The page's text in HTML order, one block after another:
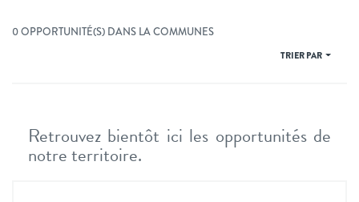
0 OPPORTUNITÉ(S) DANS LA COMMUNES
TRIER PAR
Retrouvez bientôt ici les opportunités de
notre territoire.